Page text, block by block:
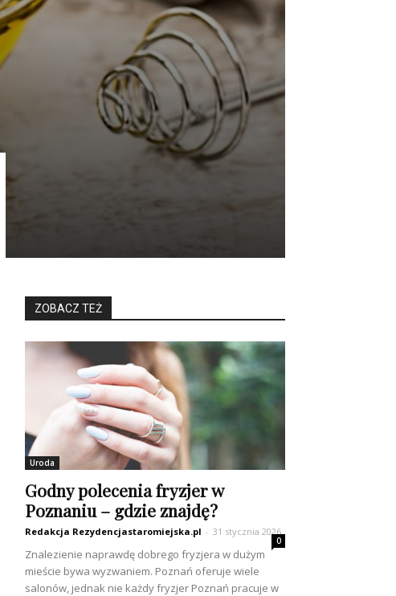
ZOBACZ TEŻ
Uroda
Godny polecenia fryzjer w
Poznaniu – gdzie znajdę?
Redakcja Rezydencjastaromiejska.pl - 31 stycznia 2026
0
Znalezienie naprawdę dobrego fryzjera w dużym
mieście bywa wyzwaniem. Poznań oferuje wiele
salonów, jednak nie każdy fryzjer Poznań pracuje w